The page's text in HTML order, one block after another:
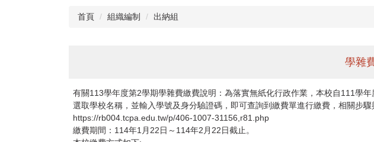
首頁 組織編制 出納組
學雜
有關113學年度第2學期學雜費繳費說明：為落實無紙化行政作業，本校自111學
選取學校名稱，並輸入學號及身分驗證碼，即可查詢到繳費單進行繳費，相關步驟
https://rb004.tcpa.edu.tw/p/406-1007-31156,r81.php
繳費期間：114年1月22日～114年2月22日截止。